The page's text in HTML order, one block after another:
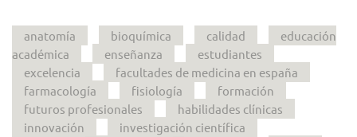
anatomía bioquímica calidad
educación
académica
enseñanza
estudiantes
excelencia
facultades de medicina en españa
farmacología
fisiología
formación
futuros profesionales
habilidades clínicas
innovación
investigación científica